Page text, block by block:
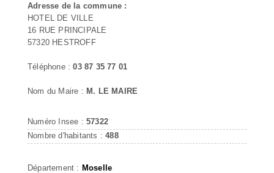
Adresse de la commune :
HOTEL DE VILLE
16 RUE PRINCIPALE
57320 HESTROFF
Téléphone :03 87 35 77 01
Nom du Maire : M. LE MAIRE
Numéro Insee : 57322
Nombre d'habitants :488
Département : Moselle